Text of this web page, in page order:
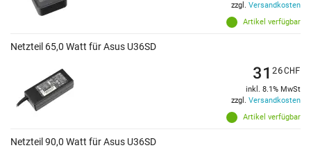
Artikel verfügbar
zzgl. Versandkosten
Netzteil 65,0 Watt für Asus U36SD
Artikel verfügbar
31 26CHF
inkl. 8.1% MwSt
zzgl. Versandkosten
Netzteil 90,0 Watt für Asus U36SD